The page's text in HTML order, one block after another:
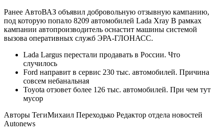
Ранее АвтоВАЗ объявил добровольную отзывную кампанию,
под которую попало 8209 автомобилей Lada Xray В рамках
кампании автопроизводитель оснастит машины системой
вызова оперативных служб ЭРА-ГЛОНАСС.
Lada Largus перестали продавать в России. Что
случилось
Ford направит в сервис 230 тыс. автомобилей. Причина
совсем небанальная
Toyota отзовет более 126 тыс. автомобилей. При чем тут
мусор
Авторы ТегиМихаил Переходько Редактор отдела новостей
Autonews